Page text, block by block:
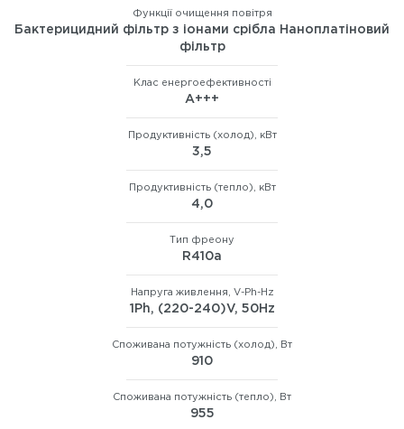
Функції очищення повітря
Бактерицидний фільтр з іонами срібла Наноплатіновий
фільтр
Клас енергоефективності
А+++
Продуктивність (холод), кВт
3,5
Продуктивність (тепло), кВт
4,0
Тип фреону
R410а
Напруга живлення, V-Ph-Hz
1Ph, (220-240)V, 50Hz
Споживана потужність (холод), Вт
910
Споживана потужність (тепло), Вт
955